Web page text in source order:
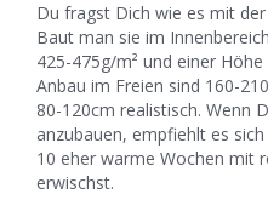
Du fragst Dich wie es mit
Baut man sie im
425-475g/m² und einer
Anbau im Freien sind 160-
80-120cm realistisch. Wenn
anzubauen, empfiehlt es
10 eher warme Wochen mit
erwischst.